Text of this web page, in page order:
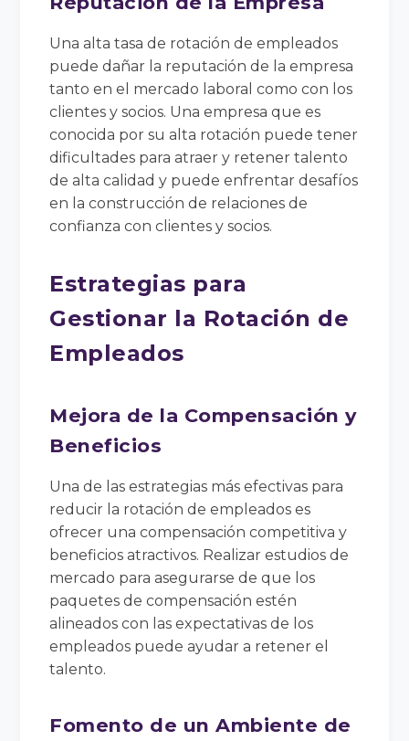
Una alta tasa de rotación de empleados
puede dañar la reputación de la empresa
tanto en el mercado laboral como con los
clientes y socios. Una empresa que es
conocida por su alta rotación puede tener
dificultades para atraer y retener talento
de alta calidad y puede enfrentar desafíos
en la construcción de relaciones de
confianza con clientes y socios.
Estrategias para
Gestionar la Rotación de
Empleados
Mejora de la Compensación y
Beneficios
Una de las estrategias más efectivas para
reducir la rotación de empleados es
ofrecer una compensación competitiva y
beneficios atractivos. Realizar estudios de
mercado para asegurarse de que los
paquetes de compensación estén
alineados con las expectativas de los
empleados puede ayudar a retener el
talento.
Fomento de un Ambiente de